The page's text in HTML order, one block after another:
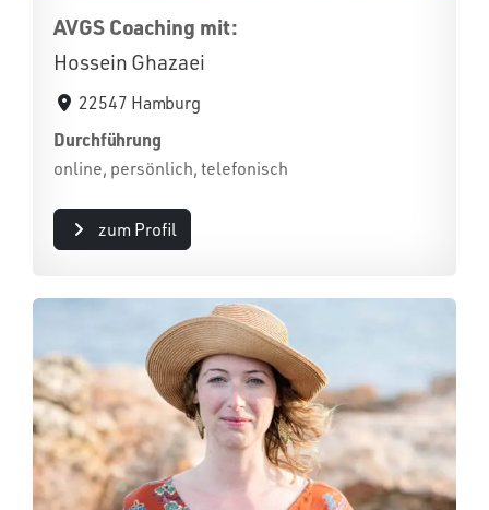
AVGS Coaching mit:
Hossein Ghazaei
22547 Hamburg
Durchführung
online, persönlich, telefonisch
zum Profil